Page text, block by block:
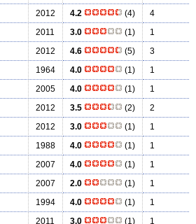
2012 4.2 (4)
4
2011 3.0 (1)
1
2012 4.6 (5)
3
1964 4.0 (1)
1
2005 4.0 (1)
1
2012 3.5 (2)
2
2012 3.0 (1)
1
1988 4.0 (1)
1
2007 4.0 (1)
1
2007 2.0 (1)
1
1994 4.0 (1)
1
2011 3.0 (1)
1